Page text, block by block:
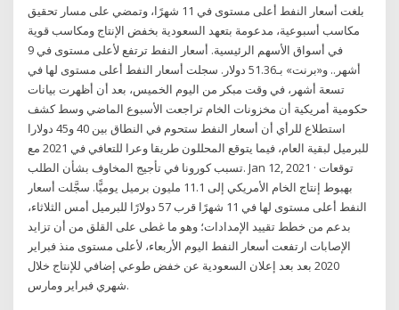
بلغت أسعار النفط أعلى مستوى في 11 شهرًا، وتمضي على مسار تحقيق
مكاسب أسبوعية، مدعومة بتعهد السعودية بخفض الإنتاج ومكاسب قوية
في أسواق الأسهم الرئيسية. أسعار النفط ترتفع لأعلى مستوى في 9
أشهر.. و«برنت» بـ51.36 دولار. سجلت أسعار النفط أعلى مستوى لها في
تسعة أشهر، في وقت مبكر من اليوم الخميس، بعد أن أظهرت بيانات
حكومية أمريكية أن مخزونات الخام تراجعت الأسبوع الماضي وسط كشف
استطلاع للرأي أن أسعار النفط ستحوم في النطاق بين 40 و45 دولارا
للبرميل لبقية العام، فيما يتوقع المحللون طريقا وعرا للتعافي في 2021 مع
تسبب كورونا في تأجيج المخاوف بشأن الطلب. Jan 12, 2021 · توقعات
بهبوط إنتاج الخام الأمريكي إلى 11.1 مليون برميل يوميًّا. سجَّلت أسعار
النفط أعلى مستوى لها في 11 شهرًا قرب 57 دولارًا للبرميل أمس الثلاثاء،
بدعم من خطط تقييد الإمدادات؛ وهو ما غطى على القلق من أن تزايد
الإصابات ارتفعت أسعار النفط اليوم الأربعاء، لأعلى مستوى منذ فبراير
2020 بعد بعد إعلان السعودية عن خفض طوعي إضافي للإنتاج خلال
شهري فبراير ومارس.